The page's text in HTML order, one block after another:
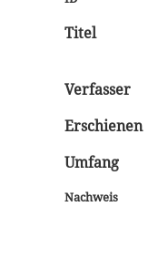
Titel
Verfasser
Erschienen
Umfang
Nachweis